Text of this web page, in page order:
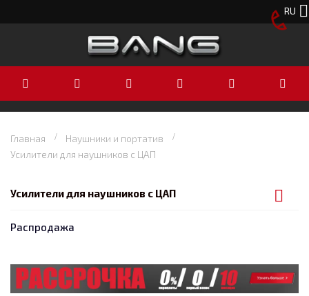
RU
Главная
Наушники и портатив
Усилители для наушников с ЦАП
Усилители для наушников с ЦАП
Распродажа